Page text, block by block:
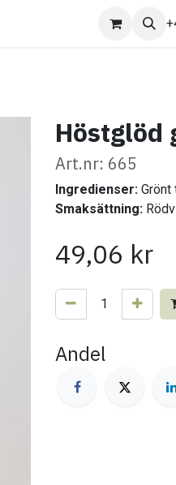
Höstglöd
Art.nr: 665
Ingredienser: Grönt
Smaksättning:
49,06 kr
Andel